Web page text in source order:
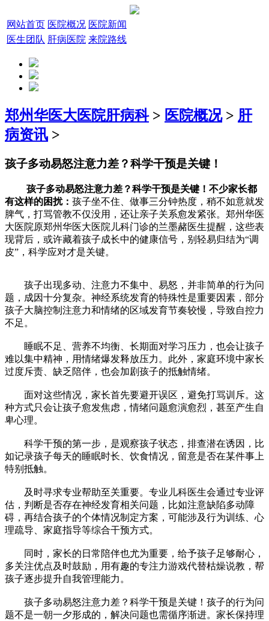
网站首页 医院概况 医院新闻
医生团队 肝病医院 来院路线
郑州华医大医院肝病科> 医院概况> 肝
病资讯 >
孩子多动易怒注意力差？科学干预是关键！
孩子多动易怒注意力差？科学干预是关键！不少家长都
有这样的困扰： 孩子坐不住、做事三分钟热度，稍不如意就发
脾气，打骂管教不仅没用，还让亲子关系愈发紧张。郑州华医
大医院原郑州华医大医院儿科门诊的兰墨赭医生提醒，这些表
现背后，或许藏着孩子成长中的健康信号，别轻易归结为“调
皮”，科学应对才是关键。
孩子出现多动、注意力不集中、易怒，并非简单的行为问
题，成因十分复杂。神经系统发育的特殊性是重要因素，部分
孩子大脑控制注意力和情绪的区域发育节奏较慢，导致自控力
不足。
睡眠不足、营养不均衡、长期面对学习压力，也会让孩子
难以集中精神，用情绪爆发释放压力。此外，家庭环境中家长
过度斥责、缺乏陪伴，也会加剧孩子的抵触情绪。
面对这些情况，家长首先要避开误区，避免打骂训斥。这
种方式只会让孩子愈发焦虑，情绪问题愈演愈烈，甚至产生自
卑心理。
科学干预的第一步，是观察孩子状态，排查潜在诱因，比
如记录孩子每天的睡眠时长、饮食情况，留意是否在某件事上
特别抵触。
及时寻求专业帮助至关重要。专业儿科医生会通过专业评
估，判断是否存在神经发育相关问题，比如注意缺陷多动障
碍，再结合孩子的个体情况制定方案，可能涉及行为训练、心
理疏导、家庭指导等综合干预方式。
同时，家长的日常陪伴也尤为重要，给予孩子足够耐心，
多关注优点及时鼓励，用有趣的专注力游戏代替枯燥说教，帮
孩子逐步提升自我管理能力。
孩子多动易怒注意力差？科学干预是关键！孩子的行为问
题不是一朝一夕形成的，解决问题也需循序渐进。家长保持理